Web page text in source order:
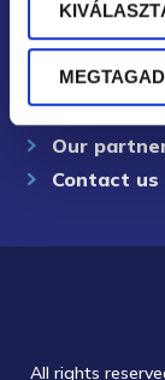
MEGTAGAD
Corporate
AGORA
Certified
Our
Contact us
All rights